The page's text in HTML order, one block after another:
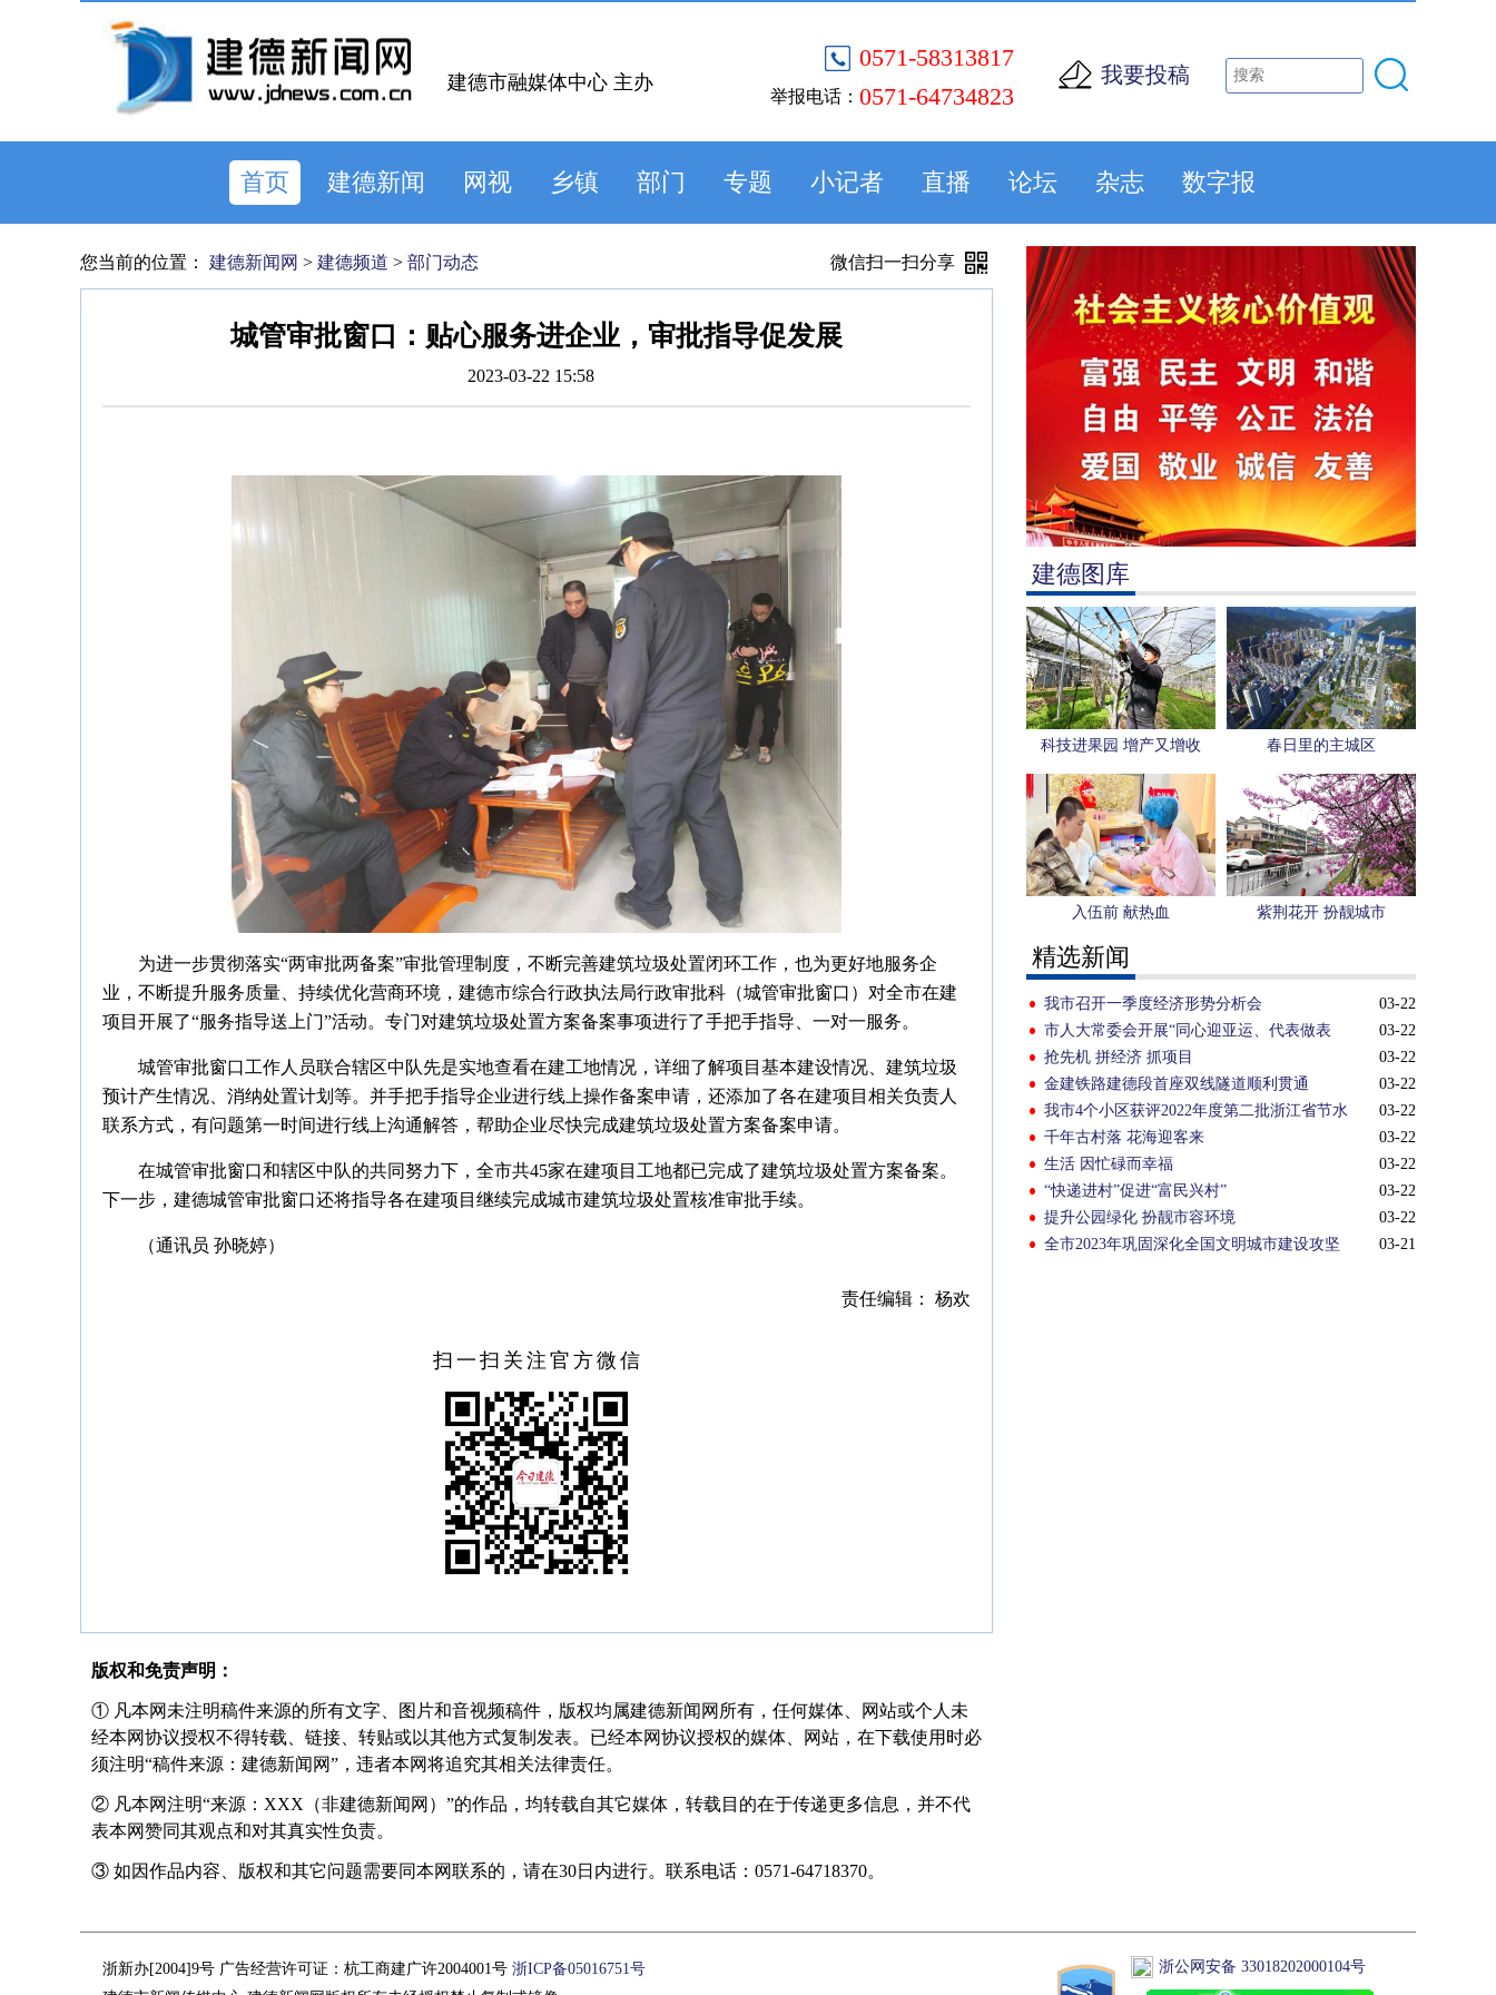
0571-58313817
举报电话： 0571-64734823
我要投稿
建德市融媒体中心 主办
首页 建德新闻 网视 乡镇 部门 专题 小记者 直播 论坛 杂志 数字报
建德图库
科技进果园 增产又增收 春日里的主城区
入伍前 献热血 紫荆花开 扮靓城市
精选新闻
03-22
我市召开一季度经济形势分析会
03-22
市人大常委会开展“同心迎亚运、代表做表
率”主题活动
03-22
抢先机 拼经济 抓项目
03-22
金建铁路建德段首座双线隧道顺利贯通
03-22
我市4个小区获评2022年度第二批浙江省节水
型居民小区
03-22
千年古村落 花海迎客来
03-22
生活 因忙碌而幸福
03-22
“快递进村”促进“富民兴村”
03-22
提升公园绿化 扮靓市容环境
03-21
全市2023年巩固深化全国文明城市建设攻坚
您当前的位置： 建德新闻网 > 建德频道 > 部门动态 微信扫一扫分享
城管审批窗口：贴心服务进企业，审批指导促发展
2023-03-22 15:58
为进一步贯彻落实“两审批两备案”审批管理制度，不断完善建筑垃圾处置闭环工作，也为更好地服务企
业，不断提升服务质量、持续优化营商环境，建德市综合行政执法局行政审批科（城管审批窗口）对全市在建
项目开展了“服务指导送上门”活动。专门对建筑垃圾处置方案备案事项进行了手把手指导、一对一服务。
城管审批窗口工作人员联合辖区中队先是实地查看在建工地情况，详细了解项目基本建设情况、建筑垃圾
预计产生情况、消纳处置计划等。并手把手指导企业进行线上操作备案申请，还添加了各在建项目相关负责人
联系方式，有问题第一时间进行线上沟通解答，帮助企业尽快完成建筑垃圾处置方案备案申请。
在城管审批窗口和辖区中队的共同努力下，全市共45家在建项目工地都已完成了建筑垃圾处置方案备案。
下一步，建德城管审批窗口还将指导各在建项目继续完成城市建筑垃圾处置核准审批手续。
（通讯员 孙晓婷）
责任编辑： 杨欢
扫一扫关注官方微信
版权和免责声明：
① 凡本网未注明稿件来源的所有文字、图片和音视频稿件，版权均属建德新闻网所有，任何媒体、网站或个人未
经本网协议授权不得转载、链接、转贴或以其他方式复制发表。已经本网协议授权的媒体、网站，在下载使用时必
须注明“稿件来源：建德新闻网”，违者本网将追究其相关法律责任。
② 凡本网注明“来源：XXX（非建德新闻网）”的作品，均转载自其它媒体，转载目的在于传递更多信息，并不代
表本网赞同其观点和对其真实性负责。
③ 如因作品内容、版权和其它问题需要同本网联系的，请在30日内进行。联系电话：0571-64718370。
浙公网安备 33018202000104号
浙新办[2004]9号 广告经营许可证：杭工商建广许2004001号 浙ICP备05016751号